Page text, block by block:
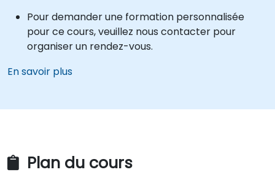
Pour demander une formation personnalisée
pour ce cours, veuillez nous contacter pour
organiser un rendez-vous.
En savoir plus
Plan du cours